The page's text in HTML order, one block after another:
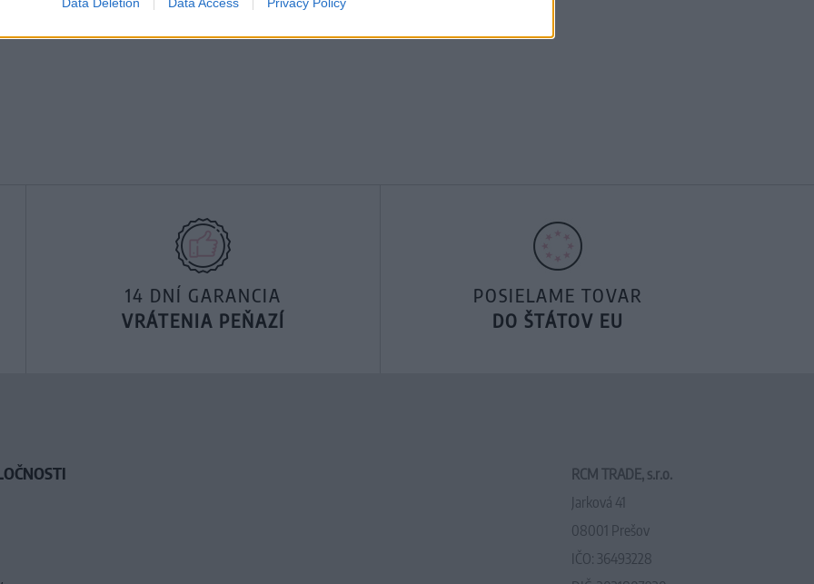
14 DNÍ GARANCIA
VRÁTENIA PEŇAZÍ
POSIELAME TOVAR
DO ŠTÁTOV EU
RCM TRADE, s.r.o.
Jarková 41
08001 Prešov
IČO: 36493228